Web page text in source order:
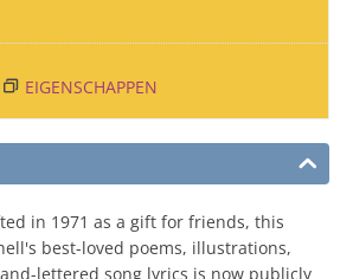
EIGENSCHAPPEN
in 1971 as a gift for friends, this
best-loved poems, illustrations,
lettered song lyrics is now publicly